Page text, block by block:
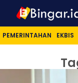
PEMERINTAHAN EKBIS